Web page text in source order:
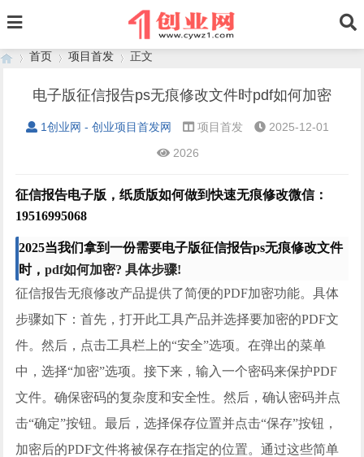
首页
›
项目首发
›
正文
电子版征信报告ps无痕修改文件时pdf如何加密
1创业网 - 创业项目首发网 项目首发
2025-12-01
2026
征信报告电子版，纸质版如何做到快速无痕修改微信：
19516995068
2025当我们拿到一份需要电子版征信报告ps无痕修改文件
时，pdf如何加密? 具体步骤!
征信报告无痕修改产品提供了简便的PDF加密功能。具体
步骤如下：首先，打开此工具产品并选择要加密的PDF文
件。然后，点击工具栏上的“安全”选项。在弹出的菜单
中，选择“加密”选项。接下来，输入一个密码来保护PDF
文件。确保密码的复杂度和安全性。然后，确认密码并点
击“确定”按钮。最后，选择保存位置并点击“保存”按钮，
加密后的PDF文件将被保存在指定的位置。通过这些简单